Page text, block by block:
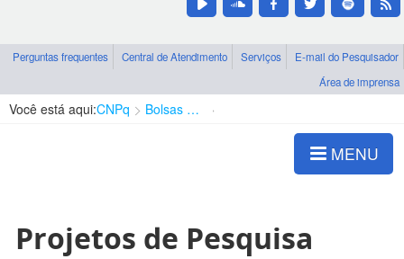
Perguntas frequentes Central de Atendimento Serviços
E-mail do Pesquisador
Área de imprensa
Você está aqui:CNPq Bolsas e Auxílios Vigentes
MENU
Projetos de Pesquisa